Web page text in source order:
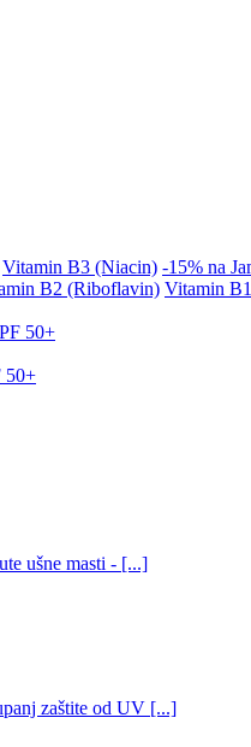
Vitamin B3 (Niacin) -15% na
B2 (Riboflavin) Vitamin
50+
ušne masti - [...]
zaštite od UV [...]